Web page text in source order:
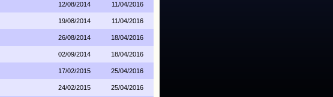
12/08/2014
11/04/2016
19/08/2014
11/04/2016
26/08/2014
18/04/2016
02/09/2014
18/04/2016
17/02/2015
25/04/2016
24/02/2015
25/04/2016